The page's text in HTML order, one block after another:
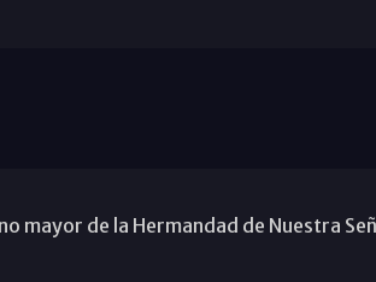
mayor de la Hermandad de Nuestra